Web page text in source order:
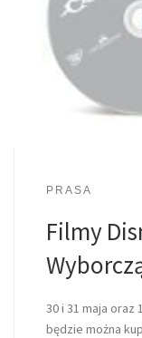
PRASA
Filmy
30 i 31 maja oraz
będzie można